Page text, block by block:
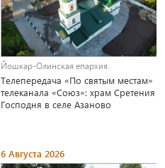
Йошкар-Олинская епархия
Телепередача «По святым местам»
телеканала «Союз»: храм Сретения
Господня в селе Азаново
6 Августа 2026